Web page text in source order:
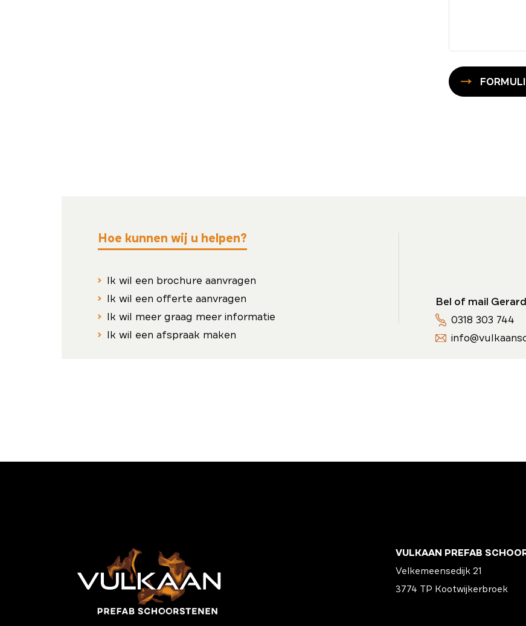
Hoe kunnen wij u helpen?
Ik wil een brochure aanvragen
Ik wil een offerte aanvragen
Ik wil meer graag meer informatie
Ik wil een afspraak maken
Bel of mail
0318 303 744
VULKAAN PREFAB
Velkemeensedijk 21
3774 TP Kootwijkerbroek